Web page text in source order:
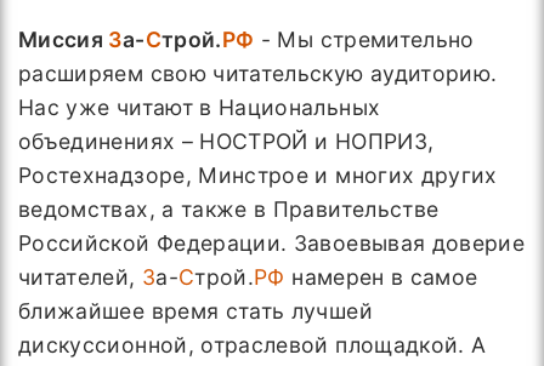
Миссия За-Строй.РФ - Мы стремительно
расширяем свою читательскую аудиторию.
Нас уже читают в Национальных
объединениях – НОСТРОЙ и НОПРИЗ,
Ростехнадзоре, Минстрое и многих других
ведомствах, а также в Правительстве
Российской Федерации. Завоевывая доверие
читателей, За-Строй.РФ намерен в самое
ближайшее время стать лучшей
дискуссионной, отраслевой площадкой. А